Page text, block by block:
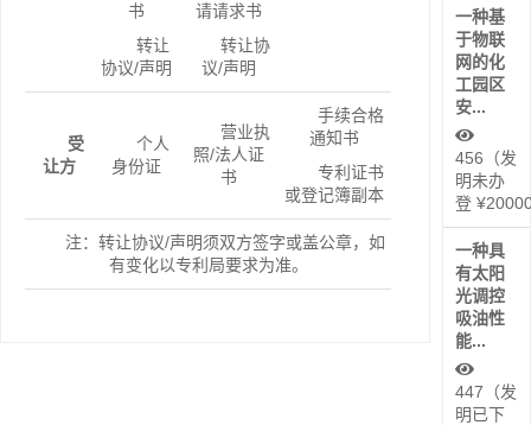
书
转让
协议/声明
请请求书
转让协
议/声明
受
让方
个人
身份证
营业执
照/法人证
书
手续合格
通知书
专利证书
或登记簿副本
注：转让协议/声明须双方签字或盖公章，如
有变化以专利局要求为准。
一种基
于物联
网的化
工园区
安...
456（发
明未办
登
一种具
有太阳
光调控
吸油性
能...
447（发
明已下